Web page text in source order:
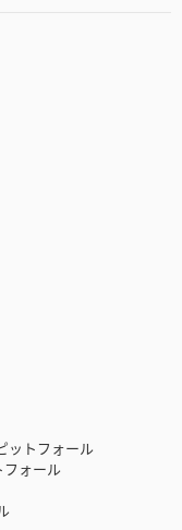
トフォール
ォール